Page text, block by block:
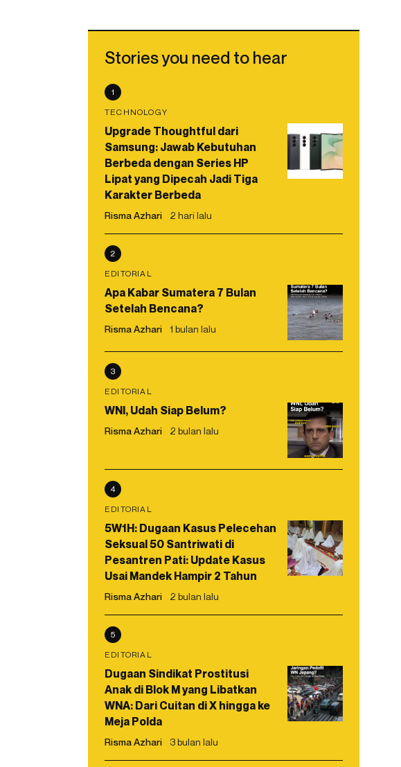
Stories you need to hear
1
TECHNOLOGY
Upgrade Thoughtful dari
Samsung: Jawab Kebutuhan
Berbeda dengan Series HP
Lipat yang Dipecah Jadi Tiga
Karakter Berbeda
Risma Azhari 2 hari lalu
2
EDITORIAL
Apa Kabar Sumatera 7 Bulan
Setelah Bencana?
Risma Azhari 1 bulan lalu
3
EDITORIAL
WNI, Udah Siap Belum?
Risma Azhari 2 bulan lalu
4
EDITORIAL
5W1H: Dugaan Kasus Pelecehan
Seksual 50 Santriwati di
Pesantren Pati: Update Kasus
Usai Mandek Hampir 2 Tahun
Risma Azhari 2 bulan lalu
5
EDITORIAL
Dugaan Sindikat Prostitusi
Anak di Blok M yang Libatkan
WNA: Dari Cuitan di X hingga ke
Meja Polda
Risma Azhari 3 bulan lalu